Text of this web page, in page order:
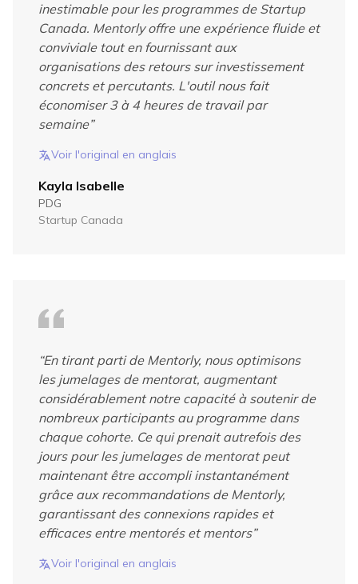
inestimable pour les programmes de Startup
Canada. Mentorly offre une expérience fluide et
conviviale tout en fournissant aux
organisations des retours sur investissement
concrets et percutants. L'outil nous fait
économiser 3 à 4 heures de travail par
semaine”
Voir l'original en anglais
Kayla Isabelle
PDG
Startup Canada
“En tirant parti de Mentorly, nous optimisons
les jumelages de mentorat, augmentant
considérablement notre capacité à soutenir de
nombreux participants au programme dans
chaque cohorte. Ce qui prenait autrefois des
jours pour les jumelages de mentorat peut
maintenant être accompli instantanément
grâce aux recommandations de Mentorly,
garantissant des connexions rapides et
efficaces entre mentorés et mentors”
Voir l'original en anglais